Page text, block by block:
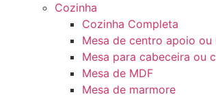
Cozinha
Cozinha Completa
Mesa de centro apoio ou
Mesa para cabeceira ou
Mesa de MDF
Mesa de marmore